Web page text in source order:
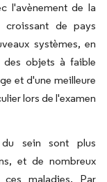
l'avènement de la
croissant de pays
systèmes, en
des objets à faible
et d'une meilleure
lors de l'examen
du sein sont plus
et de nombreux
maladies. Par